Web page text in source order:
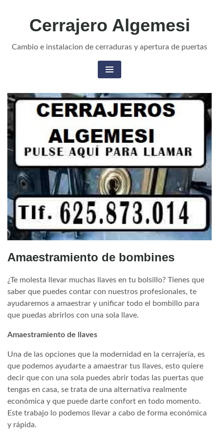
Cerrajero Algemesi
Cambio e instalacion de cerraduras y apertura de puertas
Amaestramiento de bombines
¿Te molesta llevar muchas llaves en tu bolsillo? Tienes que
saber que puedes contar con nuestros profesionales, te
ayudaremos a amaestrar y unificar todo el bombillo para
que puedas abrirlos con una sola llave.
Amaestramiento de llaves
Una de las opciones que la modernidad en la cerrajería, es
que podemos ayudarte a amaestrar tus llaves, esto quiere
decir que con una sola puedes abrir todas las puertas que
tengas en casa, se trata de una alternativa realmente
económica y que puede darte confort en todo momento.
Este trabajo lo podemos llevar a cabo de forma económica
y rápida.